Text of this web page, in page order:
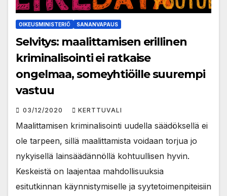
OIKEUSMINISTERIÖ SANANVAPAUS
Selvitys: maalittamisen erillinen
kriminalisointi ei ratkaise
ongelmaa, someyhtiöille suurempi
vastuu
03/12/2020 KERTTUVALI
Maalittamisen kriminalisointi uudella säädöksellä ei
ole tarpeen, sillä maalittamista voidaan torjua jo
nykyisellä lainsäädännöllä kohtuullisen hyvin.
Keskeistä on laajentaa mahdollisuuksia
esitutkinnan käynnistymiselle ja syytetoimenpiteisiin